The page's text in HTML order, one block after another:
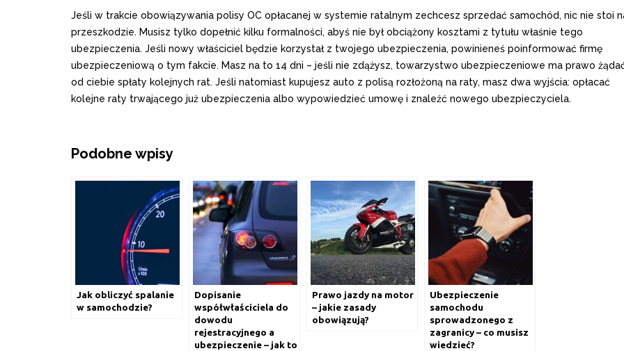
Jeśli w trakcie obowiązywania polisy OC opłacanej w systemie ratalnym zechcesz sprzedać samochód, nic nie stoi
przeszkodzie. Musisz tylko dopełnić kilku formalności, abyś nie był obciążony kosztami z tytułu właśnie tego
ubezpieczenia. Jeśli nowy właściciel będzie korzystał z twojego ubezpieczenia, powinieneś poinformować firmę
ubezpieczeniową o tym fakcie. Masz na to 14 dni – jeśli nie zdążysz, towarzystwo ubezpieczeniowe ma prawo
od ciebie spłaty kolejnych rat. Jeśli natomiast kupujesz auto z polisą rozłożoną na raty, masz dwa wyjścia: opłacać
kolejne raty trwającego już ubezpieczenia albo wypowiedzieć umowę i znaleźć nowego ubezpieczyciela.
Podobne wpisy
Jak obliczyć spalanie
w samochodzie?
Dopisanie
współwłaściciela do
dowodu
rejestracyjnego a
ubezpieczenie – jak to
Prawo jazdy na motor
– jakie zasady
obowiązują?
Ubezpieczenie
samochodu
sprowadzonego z
zagranicy – co musisz
wiedzieć?